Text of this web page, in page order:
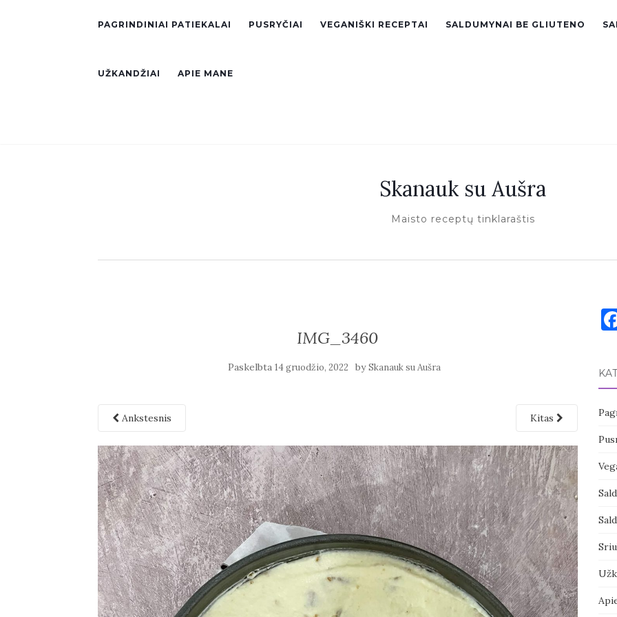
PAGRINDINIAI PATIEKALAI PUSRYČIAI VEGANIŠKI RECEPTAI SALDUMYNAI BE GLIUTENO
UŽKANDŽIAI APIE MANE
Skanauk su Aušra
Maisto receptų tinklaraštis
IMG_3460
Paskelbta 14 gruodžio, 2022 bySkanauk su Aušra
Ankstesnis Kitas